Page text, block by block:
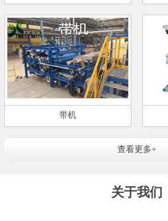
带机
查看更多+
关于我们